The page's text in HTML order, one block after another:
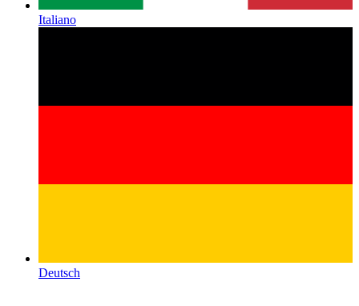
Italiano
Deutsch